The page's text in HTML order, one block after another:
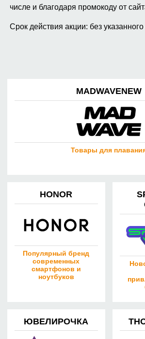
числе и благодаря промокоду от
Срок действия акции: без указанного
MADWAVENEW
Товары для
HONOR
Популярный бренд
современных
смартфонов и
ноутбуков
ЮВЕЛИРОЧКА